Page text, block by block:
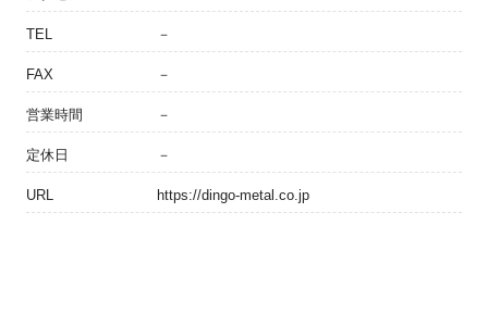
TEL －
FAX －
営業時間 －
定休日 －
URL https://dingo-metal.co.jp